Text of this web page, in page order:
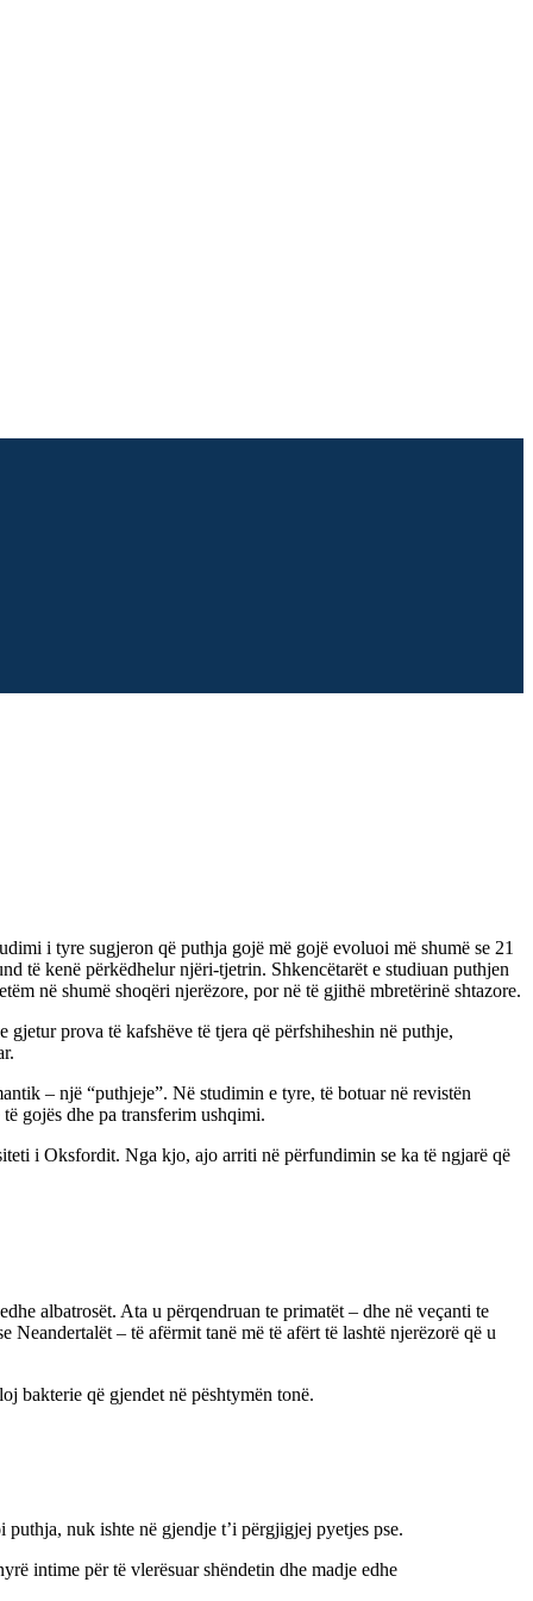
i tyre sugjeron që puthja gojë më gojë evoluoi më shumë se 21
të kenë përkëdhelur njëri-tjetrin. Shkencëtarët e studiuan puthjen
në shumë shoqëri njerëzore, por në të gjithë mbretërinë shtazore.
prova të kafshëve të tjera që përfshiheshin në puthje,
– një “puthjeje”. Në studimin e tyre, të botuar në revistën
gojës dhe pa transferim ushqimi.
i Oksfordit. Nga kjo, ajo arriti në përfundimin se ka të ngjarë që
albatrosët. Ata u përqendruan te primatët – dhe në veçanti te
– të afërmit tanë më të afërt të lashtë njerëzorë që u
bakterie që gjendet në pështymën tonë.
nuk ishte në gjendje t’i përgjigjej pyetjes pse.
intime për të vlerësuar shëndetin dhe madje edhe